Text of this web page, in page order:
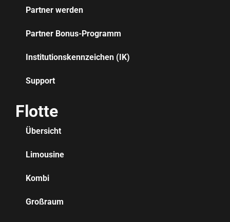
Partner werden
Partner Bonus-Programm
Institutionskennzeichen (IK)
Support
Flotte
Übersicht
Limousine
Kombi
Großraum